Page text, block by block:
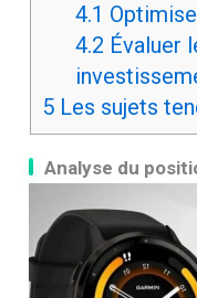
4.1
4.2 Évaluer
5Les sujets
Analyse du